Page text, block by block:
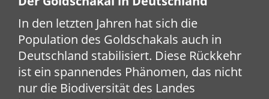
In den letzten Jahren hat sich die
Population des Goldschakals auch in
Deutschland stabilisiert. Diese Rückkehr
ist ein spannendes Phänomen, das nicht
nur die Biodiversität des Landes